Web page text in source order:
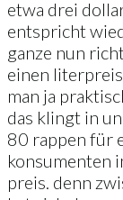
etwa drei
entspricht
ganze nun
einen
man ja
das klingt in
80 rappen für
konsumenten
preis. denn